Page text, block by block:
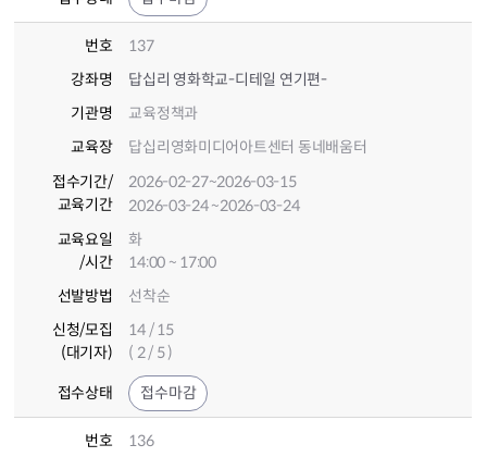
번호
137
강좌명
답십리 영화학교-디테일 연기편-
기관명
교육정책과
교육장
답십리영화미디어아트센터 동네배움터
접수기간/
교육기간
2026-02-27~2026-03-15
2026-03-24~2026-03-24
교육요일
/시간
화
14:00 ~ 17:00
선발방법
선착순
신청/모집
(대기자)
14 / 15
( 2 / 5 )
접수상태 접수마감
번호
136